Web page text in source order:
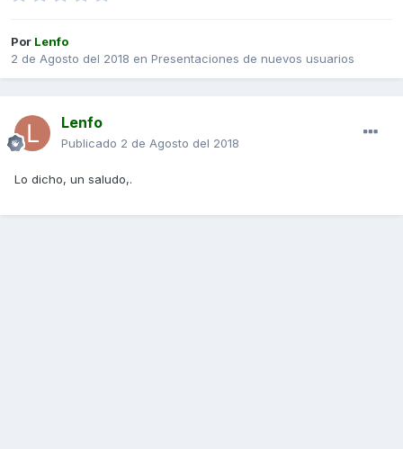
Por Lenfo
2 de Agosto del 2018 en Presentaciones de nuevos usuarios
Lenfo
Publicado 2 de Agosto del 2018
Lo dicho, un saludo,.